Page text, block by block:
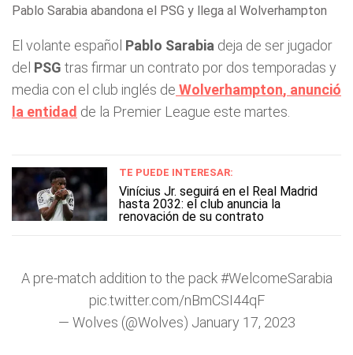
Pablo Sarabia abandona el PSG y llega al Wolverhampton
El volante español Pablo Sarabia deja de ser jugador
del PSG tras firmar un contrato por dos temporadas y
media con el club inglés de Wolverhampton, anunció
la entidad de la Premier League este martes.
TE PUEDE INTERESAR:
Vinícius Jr. seguirá en el Real Madrid
hasta 2032: el club anuncia la
renovación de su contrato
A pre-match addition to the pack#WelcomeSarabia
pic.twitter.com/nBmCSI44qF
— Wolves (@Wolves) January 17, 2023